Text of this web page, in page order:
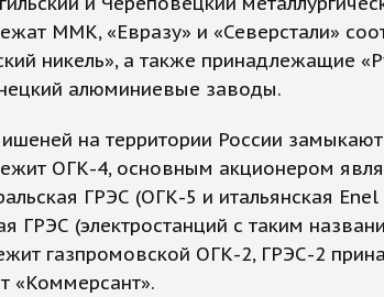
ММК, «Евразу» и «Северстали»
никель», а также принадлежащие
алюминиевые заводы.
на территории России
ОГК-4, основным акционером
ГРЭС (ОГК-5 и итальянская
ГРЭС (электростанций с таким
газпромовской ОГК-2, ГРЭС-2
«Коммерсант».